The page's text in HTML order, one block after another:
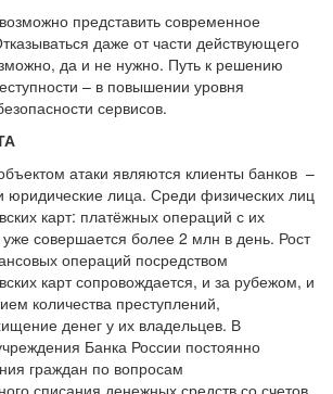
представить современное
даже от части действующего
да и не нужно. Путь к решению
– в повышении уровня
сервисов.
атаки являются клиенты банков –
юридические лица. Среди физических лиц
карт: платёжных операций с их
совершается более 2 млн в день. Рост
операций посредством
карт сопровождается, и за рубежом, и
количества преступлений,
денег у их владельцев. В
Банка России постоянно
граждан по вопросам
списания денежных средств со счетов